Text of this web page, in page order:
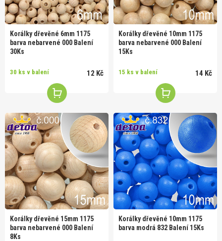
Korálky dřevěné 6mm 1175
barva nebarvené 000 Balení
30Ks
30 ks v balení 12 Kč
Korálky dřevěné 10mm 1175
barva nebarvené 000 Balení
15Ks
15 ks v balení 14 Kč
Korálky dřevěné 15mm 1175
barva nebarvené 000 Balení
8Ks
Korálky dřevěné 10mm 1175
barva modrá 832 Balení 15Ks